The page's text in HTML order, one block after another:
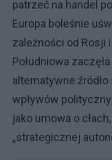
patrzeć na handel
Europa boleśnie
zależności od Rosji
Południowa
alternatywne
wpływów
jako umowa o
„strategicznej